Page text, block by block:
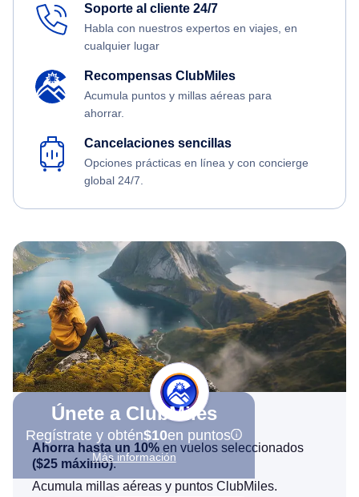
Soporte al cliente 24/7
Habla con nuestros expertos en viajes, en
cualquier lugar
Recompensas ClubMiles
Acumula puntos y millas aéreas para
ahorrar.
Cancelaciones sencillas
Opciones prácticas en línea y con concierge
global 24/7.
Únete a ClubMiles
Regístrate y obtén$10en puntos
Más información
Ahorra hasta un 10% en vuelos seleccionados
($25 máximo).
Acumula millas aéreas y puntos ClubMiles.